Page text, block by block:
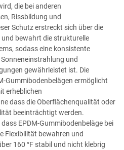
die bei anderen
Rissbildung und
Schutz erstreckt sich über die
bewahrt die strukturelle
sodass eine konsistente
und
gewährleistet ist. Die
Gummibodenbelägen ermöglicht
erheblichen
dass die Oberflächenqualität oder
beeinträchtigt werden.
EPDM-Gummibodenbeläge bei
Flexibilität bewahren und
160 °F stabil und nicht klebrig